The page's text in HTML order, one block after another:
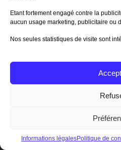
Etant fortement engagé contre la
aucun usage marketing, publicitaire ou
Nos seules statistiques de visite sont
Informations légalesPolitique de
qu’il a mis dans la
deux joueurs
Les unités défaites
de départ de leur
vainqueurs restent